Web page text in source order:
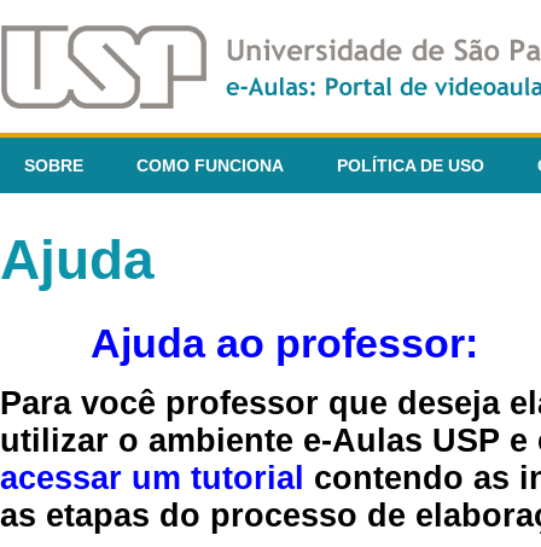
SOBRE COMO FUNCIONA POLÍTICA DE USO
Ajuda
Ajuda ao professor:
Para você professor que deseja
utilizar o ambiente e-Aulas USP
acessar um tutorial contendo as
as etapas do processo de